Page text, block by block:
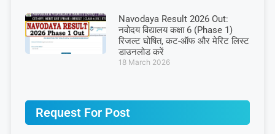
Navodaya Result 2026 Out:
नवोदय विद्यालय कक्षा 6 (Phase 1)
रिजल्ट घोषित, कट-ऑफ और मेरिट लिस्ट
डाउनलोड करें
18 March 2026
Request For Post